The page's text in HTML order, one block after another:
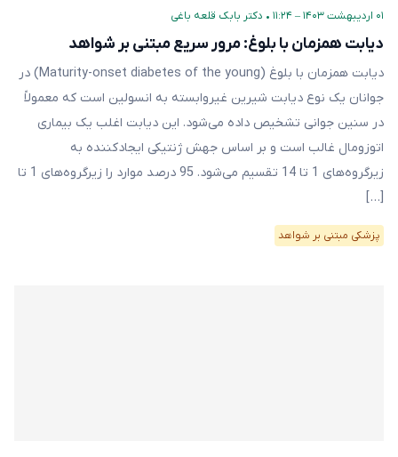
۰۱ اردیبهشت ۱۴۰۳ – ۱۱:۲۴ • دکتر بابک قلعه‌ باغی
دیابت همزمان با بلوغ: مرور سریع مبتنی بر شواهد
دیابت همزمان با بلوغ (Maturity-onset diabetes of the young) در
جوانان یک نوع دیابت شیرین غیروابسته به انسولین است که معمولاً
در سنین جوانی تشخیص داده می‌شود. این دیابت اغلب یک بیماری
اتوزومال غالب است و بر اساس جهش ژنتیکی ایجادکننده به
زیرگروه‌های 1 تا 14 تقسیم می‌شود. 95 درصد موارد را زیرگروه‌های 1 تا
[…]
پزشکی مبتنی بر شواهد